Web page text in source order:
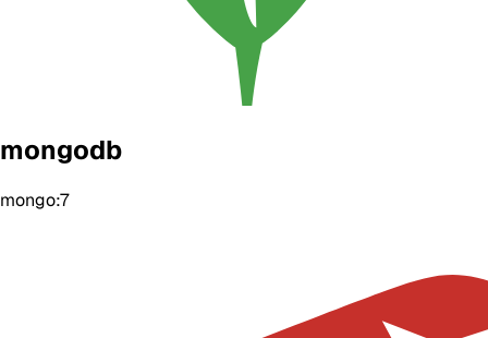
mongodb
mongo:7